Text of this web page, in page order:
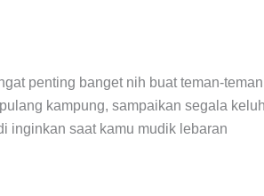
penting banget nih buat teman-
kampung, sampaikan segala
inginkan saat kamu mudik lebaran